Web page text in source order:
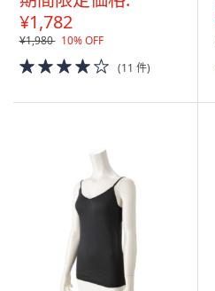
¥1,782
¥1,980 10% OFF
4.0
of
(11 件)